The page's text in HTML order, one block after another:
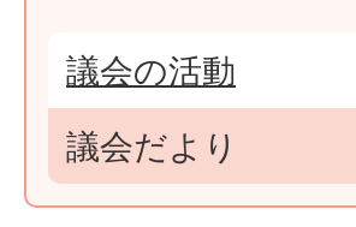
議会の活動
議会だより